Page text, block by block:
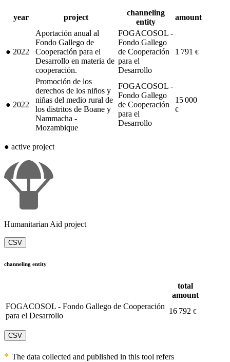
year project
channeling
entity
amount
● 2022
Aportación anual al
Fondo Gallego de
Cooperación para el
Desarrollo en materia de
cooperación.
FOGACOSOL -
Fondo Gallego
de Cooperación
para el
Desarrollo
1 791 €
● 2022
Promoción de los
derechos de los niños y
niñas del medio rural de
los distritos de Boane y
Nammacha -
Mozambique
FOGACOSOL -
Fondo Gallego
de Cooperación
para el
Desarrollo
15 000
€
● active project
Humanitarian Aid project
CSV
channeling entity
total
amount
FOGACOSOL - Fondo Gallego de Cooperación
para el Desarrollo
16 792 €
CSV
The data collected and published in this tool refers